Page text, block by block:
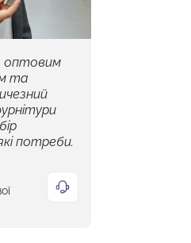
оптовим
та
потреби.